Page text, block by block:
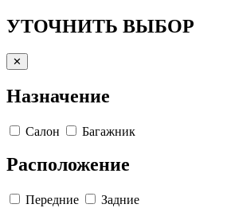
УТОЧНИТЬ ВЫБОР
✕
Назначение
Салон Багажник
Расположение
Передние Задние